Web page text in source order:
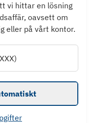
vi hittar en lösning
oavsett om
eller på vårt kontor.